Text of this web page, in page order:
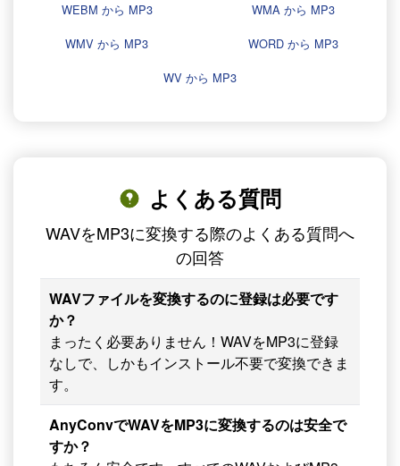
WEBM から MP3
WMA から MP3
WMV から MP3
WORD から MP3
WV から MP3
よくある質問
WAVをMP3に変換する際のよくある質問へ
の回答
WAVファイルを変換するのに登録は必要です
か？
まったく必要ありません！WAVをMP3に登録
なしで、しかもインストール不要で変換できま
す。
AnyConvでWAVをMP3に変換するのは安全で
すか？